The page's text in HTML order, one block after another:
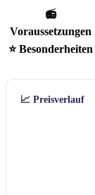
📻
Voraussetzungen
⭐ Besonderheiten
📈 Preisverlauf